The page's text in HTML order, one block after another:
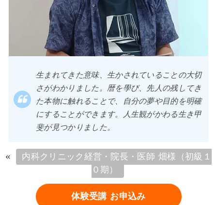
生まれてきた意味、生かされていることの大切
さがわかりました。暦を學び、先人の残してき
た本物に触れることで、自分の夢や目的を明確
にすることができます。人生観がかわる生き甲
斐が見つかりました。
«
内科クリニック経営・院長・医師 畑様（初級１
０期）
体験受講 お申込み